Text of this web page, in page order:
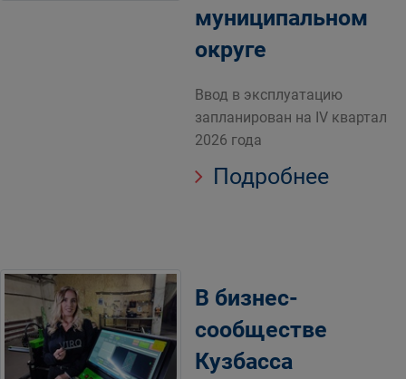
муниципальном
округе
Ввод в эксплуатацию
запланирован на IV квартал
2026 года
Подробнее
В бизнес-
сообществе
Кузбасса